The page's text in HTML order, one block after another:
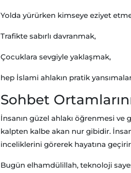
Yolda yürürken kimseye eziyet
Trafikte sabırlı davranmak,
Çocuklara sevgiyle yaklaşmak,
hep İslami ahlakın pratik
Sohbet
İnsanın güzel ahlakı öğrenmesi
kalpten kalbe akan nur gibidir.
inceliklerini görerek hayatına
Bugün elhamdülillah, teknoloji